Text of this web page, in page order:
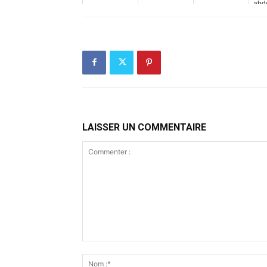
LAISSER UN COMMENTAIRE